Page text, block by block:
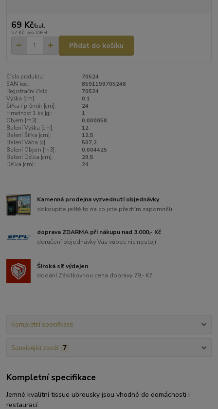
69 Kč/bal.
57 Kč bez DPH
Přidat do košíku
Číslo produktu:
70524
EAN kód:
8591199705248
Registrační číslo:
70524
Výška [cm]:
0,1
Šířka / průměr [cm]:
24
Hmotnost 1 ks [g]:
1
Objem [m3]:
0,000058
Balení Výška [cm]:
12
Balení Šířka [cm]:
12,5
Balení Váha [g]:
507,2
Balení Objem [m3]:
0,004425
Balení Délka [cm]:
29,5
Délka [cm]:
24
Kamenná prodejna vyzvednutí objednávky
dokoupíte ještě to na co jste předtím zapomněli
doprava ZDARMA při nákupu nad 3.000,- Kč
doručení objednávky Vás vůbec nic nestojí
Široká síť výdejen
dodání Zásilkovnou cena dopravy 79,- Kč
Kompletní specifikace
Související zboží 7
Kompletní specifikace
Jemné kvalitní tissue ubrousky jsou vhodné do domácnosti i
restaurací.